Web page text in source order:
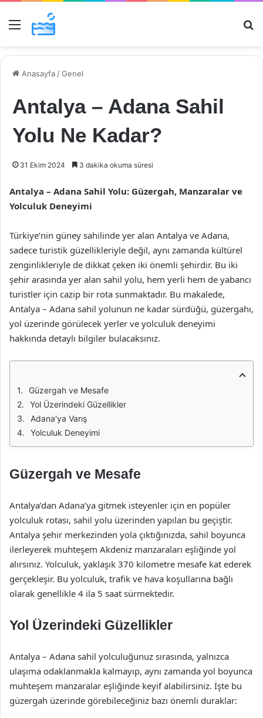
Menü
Anasayfa /Genel
Antalya – Adana Sahil
Yolu Ne Kadar?
31 Ekim 2024 3 dakika okuma süresi
Antalya – Adana Sahil Yolu: Güzergah, Manzaralar ve
Yolculuk Deneyimi
Türkiye’nin güney sahilinde yer alan Antalya ve Adana,
sadece turistik güzellikleriyle değil, aynı zamanda kültürel
zenginlikleriyle de dikkat çeken iki önemli şehirdir. Bu iki
şehir arasında yer alan sahil yolu, hem yerli hem de yabancı
turistler için cazip bir rota sunmaktadır. Bu makalede,
Antalya – Adana sahil yolunun ne kadar sürdüğü, güzergahı,
yol üzerinde görülecek yerler ve yolculuk deneyimi
hakkında detaylı bilgiler bulacaksınız.
Güzergah ve Mesafe
Yol Üzerindeki Güzellikler
Adana'ya Varış
Yolculuk Deneyimi
Güzergah ve Mesafe
Antalya’dan Adana’ya gitmek isteyenler için en popüler
yolculuk rotası, sahil yolu üzerinden yapılan bu geçiştir.
Antalya şehir merkezinden yola çıktığınızda, sahil boyunca
ilerleyerek muhteşem Akdeniz manzaraları eşliğinde yol
alırsınız. Yolculuk, yaklaşık 370 kilometre mesafe kat ederek
gerçekleşir. Bu yolculuk, trafik ve hava koşullarına bağlı
olarak genellikle 4 ila 5 saat sürmektedir.
Yol Üzerindeki Güzellikler
Antalya – Adana sahil yolculuğunuz sırasında, yalnızca
ulaşıma odaklanmakla kalmayıp, aynı zamanda yol boyunca
muhteşem manzaralar eşliğinde keyif alabilirsiniz. İşte bu
güzergah üzerinde görebileceğiniz bazı önemli duraklar: